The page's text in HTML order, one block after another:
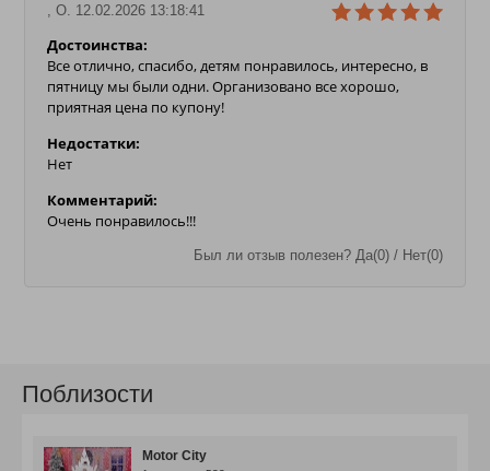
, О. 12.02.2026 13:18:41
Достоинства:
Все отлично, спасибо, детям понравилось, интересно, в
пятницу мы были одни. Организовано все хорошо,
приятная цена по купону!
Недостатки:
Нет
Комментарий:
Очень понравилось!!!
Был ли отзыв полезен? Да(0) / Нет(0)
Поблизости
Motor City